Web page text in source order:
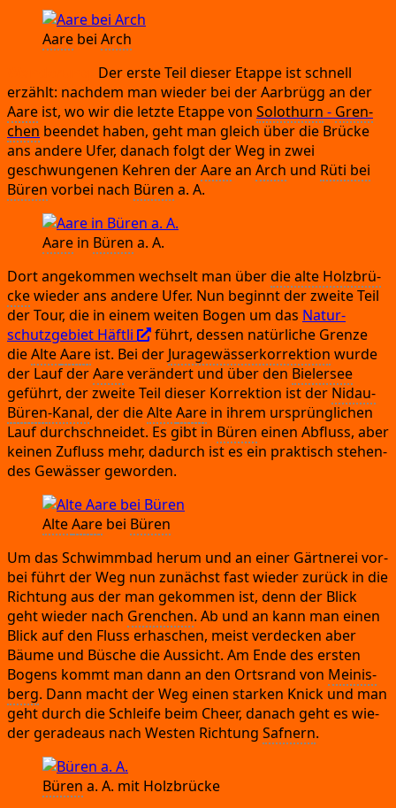
Aare bei Arch
Der ers­te Teil die­ser Etap­pe ist schnell
erzählt: nach­dem man wie­der bei der Aar­brügg an der
Aare ist, wo wir die letz­te Etap­pe von Solo­thurn - Gren­
chen been­det haben, geht man gleich über die Brü­cke
ans ande­re Ufer, danach folgt der Weg in zwei
geschwun­ge­nen Keh­ren derAarean Arch und Rüti bei
Büren vor­bei nach Büren a. A.
Aare in Büren a. A.
Dort ange­kom­men wech­selt man überdie alte Holz­brü­
ckewie­der ans ande­re Ufer. Nun beginnt der zwei­te Teil
der Tour, die in einem wei­ten Bogen um das Natur­
schutz­ge­biet Häft­li
führt, des­sen natür­li­che Gren­ze
dieAlteAare ist. Bei der Jura­ge­wäs­ser­kor­rek­ti­on wur­de
der Lauf derAarever­än­dert und über den Bie­ler­see
geführt, der zwei­te Teil die­ser Kor­rek­ti­on ist der Nidau-
Büren-Kanal, der dieAlteAare in ihrem ursprüng­li­chen
Lauf durch­schnei­det. Es gibt in Büren einen Abfluss, aber
kei­nen Zufluss mehr, dadurch ist es ein prak­tisch ste­hen­
des Gewäs­ser geworden.
AlteAare bei Büren
Um das Schwimm­bad her­um und an einer Gärt­ne­rei vor­
bei führt der Weg nun zunächst fast wie­der zurück in die
Rich­tung aus der man gekom­men ist, denn der Blick
geht wie­der nach Gren­chen. Ab und an kann man einen
Blick auf den Fluss erha­schen, meist ver­de­cken aber
Bäu­me und Büsche die Aus­sicht. Am Ende des ers­ten
Bogens kommt man dann an den Orts­rand von Mei­nis­
berg. Dann macht der Weg einen star­ken Knick und man
geht durch die Schlei­fe beim Cheer, danach geht es wie­
der gera­de­aus nach Wes­ten Rich­tung Saf­nern.
Büren a. A. mit Holzbrücke